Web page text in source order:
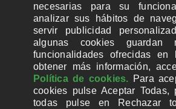
necesarias para su
analizar sus hábitos de
servir publicidad
algunas cookies guardan
funcionalidades ofrecidas en
obtener más información,
Política de cookies. Para
cookies pulse Aceptar Todas,
todas pulse en Rechazar